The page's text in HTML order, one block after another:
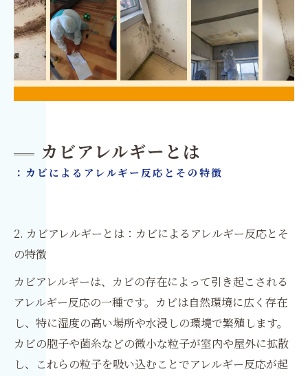
カビアレルギーとは
：カビによるアレルギー反応とその特徴
2. カビアレルギーとは：カビによるアレルギー反応とそ
の特徴
カビアレルギーは、カビの存在によって引き起こされる
アレルギー反応の一種です。カビは自然環境に広く存在
し、特に湿度の高い場所や水浸しの環境で繁殖します。
カビの胞子や菌糸などの微小な粒子が室内や屋外に拡散
し、これらの粒子を吸い込むことでアレルギー反応が起